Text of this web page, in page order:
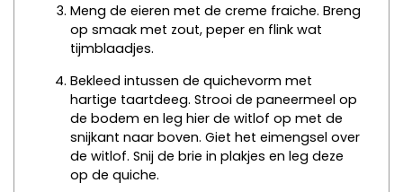
Meng de eieren met de creme fraiche. Breng
op smaak met zout, peper en flink wat
tijmblaadjes.
Bekleed intussen de quichevorm met
hartige taartdeeg. Strooi de paneermeel op
de bodem en leg hier de witlof op met de
snijkant naar boven. Giet het eimengsel over
de witlof. Snij de brie in plakjes en leg deze
op de quiche.